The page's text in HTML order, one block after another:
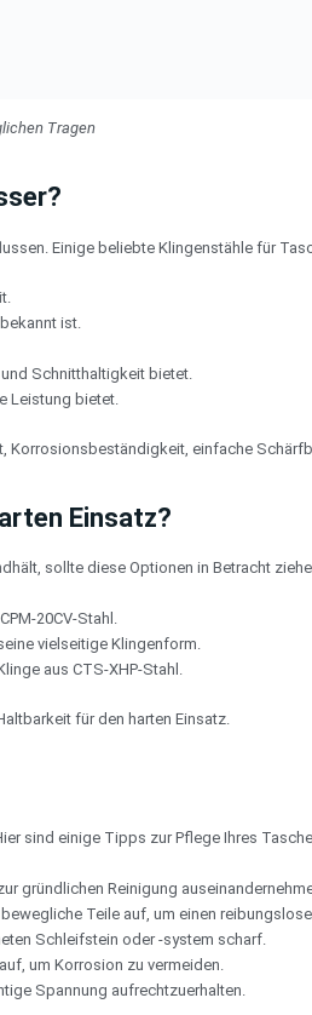
Tragen
Einige beliebte Klingenstähle für
ist.
Schnitthaltigkeit bietet.
Leistung bietet.
einfache
Einsatz?
sollte diese Optionen in Betracht
20CV-Stahl.
vielseitige Klingenform.
aus CTS-XHP-Stahl.
für den harten Einsatz.
sind einige Tipps zur Pflege Ihres
gründlichen Reinigung
Teile auf, um einen
Schleifstein oder -system scharf.
um Korrosion zu vermeiden.
Spannung aufrechtzuerhalten.